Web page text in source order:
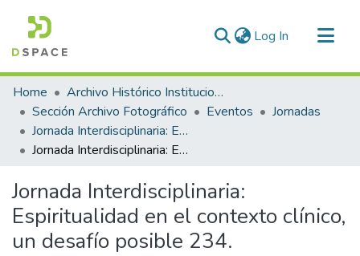
Log In (current)
Communities & Collections
All of DSpace
Statistics
Home
Archivo Histórico Institucional
Sección Archivo Fotográfico
Eventos
Jornadas
Jornada Interdisciplinaria: Espiritualidad en el contexto clínico, un desafío posible
Jornada Interdisciplinaria: Espiritualidad en el contexto clínico, un desafío posible 234.
Jornada Interdisciplinaria:
Espiritualidad en el contexto clínico,
un desafío posible 234.